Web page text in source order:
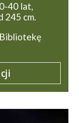
40 lat,
245 cm.